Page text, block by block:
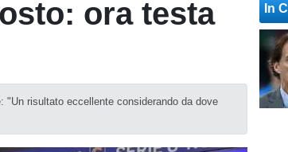
ora testa
"Un risultato eccellente considerando da dove
In